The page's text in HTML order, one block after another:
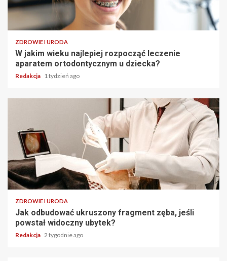
ZDROWIE I URODA
W jakim wieku najlepiej rozpocząć leczenie
aparatem ortodontycznym u dziecka?
Redakcja 1 tydzień ago
ZDROWIE I URODA
Jak odbudować ukruszony fragment zęba, jeśli
powstał widoczny ubytek?
Redakcja 2 tygodnie ago